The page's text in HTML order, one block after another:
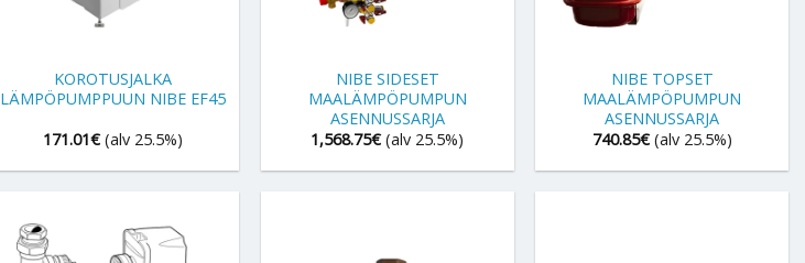
KOROTUSJALKA
LÄMPÖPUMPPUUN NIBE EF45
171.01€ (alv 25.5%)
NIBE SIDESET
MAALÄMPÖPUMPUN
ASENNUSSARJA
1,568.75€ (alv 25.5%)
NIBE TOPSET
MAALÄMPÖPUMPUN
ASENNUSSARJA
740.85€ (alv 25.5%)